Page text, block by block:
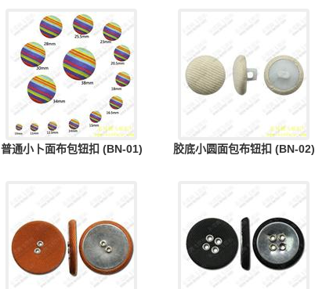
普通小卜面布包钮扣 (BN-01) 胶底小圆面包布钮扣 (BN-02)